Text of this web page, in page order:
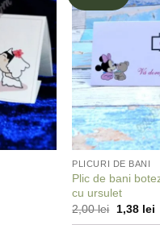
wishlist
PLICURI DE BANI
Plic de bani
cu ursulet
2,00lei
Prețul
1,38 lei